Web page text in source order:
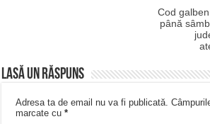
Cod
până
Lasă un răspuns
Adresa ta de email nu va fi publicată.
marcate cu*